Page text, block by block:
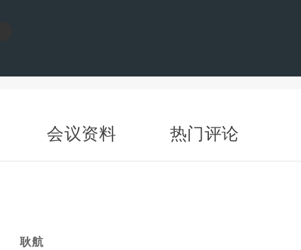
会议资料 热门评论
耿航